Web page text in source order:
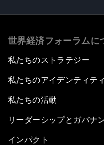
世界経済フォーラムに
私たちのストラテジー
私たちのアイデンティティ
私たちの活動
リーダーシップとガバナ
インパクト